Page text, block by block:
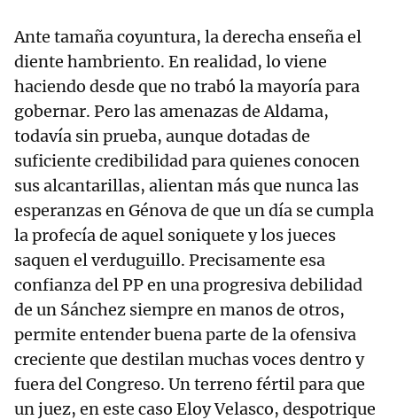
Ante tamaña coyuntura, la derecha enseña el
diente hambriento. En realidad, lo viene
haciendo desde que no trabó la mayoría para
gobernar. Pero las amenazas de Aldama,
todavía sin prueba, aunque dotadas de
suficiente credibilidad para quienes conocen
sus alcantarillas, alientan más que nunca las
esperanzas en Génova de que un día se cumpla
la profecía de aquel soniquete y los jueces
saquen el verduguillo. Precisamente esa
confianza del PP en una progresiva debilidad
de un Sánchez siempre en manos de otros,
permite entender buena parte de la ofensiva
creciente que destilan muchas voces dentro y
fuera del Congreso. Un terreno fértil para que
un juez, en este caso Eloy Velasco, despotrique